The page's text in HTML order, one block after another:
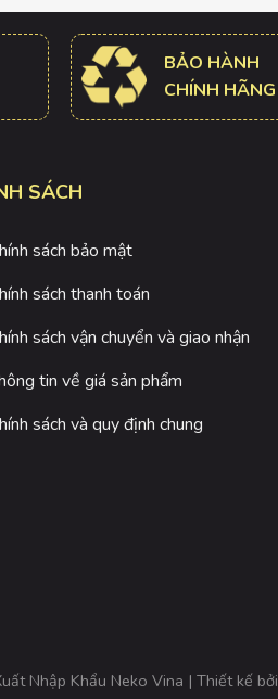
BẢO HÀNH
CHÍNH HÃNG
SÁCH
sách bảo mật
sách thanh toán
sách vận chuyển và giao nhận
tin về giá sản phẩm
sách và quy định chung
Nhập Khẩu Neko Vina | Thiết kế bởi